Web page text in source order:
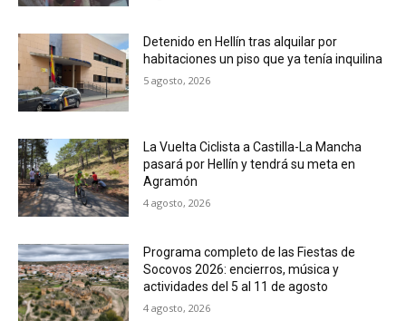
Detenido en Hellín tras alquilar por
habitaciones un piso que ya tenía inquilina
5 agosto, 2026
La Vuelta Ciclista a Castilla-La Mancha
pasará por Hellín y tendrá su meta en
Agramón
4 agosto, 2026
Programa completo de las Fiestas de
Socovos 2026: encierros, música y
actividades del 5 al 11 de agosto
4 agosto, 2026